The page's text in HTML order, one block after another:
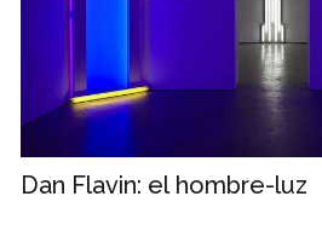
Dan Flavin: el hombre-luz